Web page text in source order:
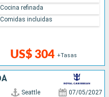
US$ 304 +Tasas
Cocina refinada
Comidas incluidas
Seattle 07/05/2027